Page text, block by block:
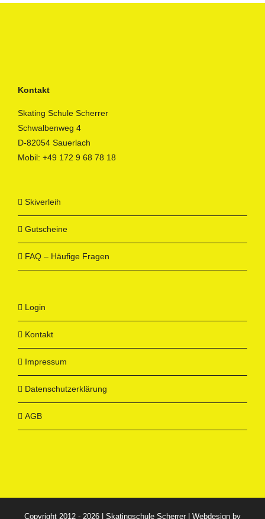
Kontakt
Skating Schule Scherrer
Schwalbenweg 4
D-82054 Sauerlach
Mobil: +49 172 9 68 78 18
Skiverleih
Gutscheine
FAQ – Häufige Fragen
Login
Kontakt
Impressum
Datenschutzerklärung
AGB
Copyright 2012 - 2026 | Skatingschule Scherrer | Webdesign by